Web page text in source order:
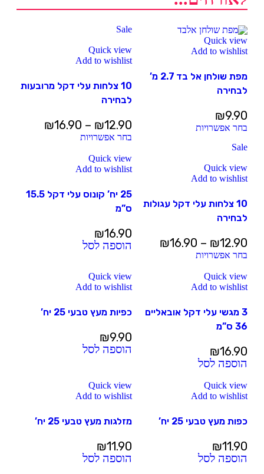
Quick view
Add to wishlist
מפת שולחן אל בד 2.7 מ’
לבחירה
₪9.90
בחר אפשרויות
Sale
Quick view
Add to wishlist
10 צלחות עלי דקל מרובעות
לבחירה
₪12.90
–
₪16.90
בחר אפשרויות
Sale
Quick view
Add to wishlist
10 צלחות עלי דקל עגולות
לבחירה
₪12.90
–
₪16.90
בחר אפשרויות
Quick view
Add to wishlist
25 יח’ קונוס עלי דקל 15.5
ס”מ
₪16.90
הוספה לסל
Quick view
Add to wishlist
3 מגשי עלי דקל אובאליים
36 ס”מ
₪16.90
הוספה לסל
Quick view
Add to wishlist
כפיות מעץ טבעי 25 יח’
₪9.90
הוספה לסל
Quick view
Add to wishlist
כפות מעץ טבעי 25 יח’
₪11.90
הוספה לסל
Quick view
Add to wishlist
מזלגות מעץ טבעי 25 יח’
₪11.90
הוספה לסל